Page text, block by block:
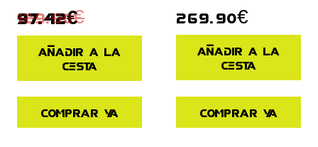
129.90€
97.42€
Añadir a la
cesta
Comprar ya
269.90€
Añadir a la
cesta
Comprar ya